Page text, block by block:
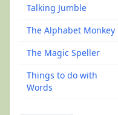
Talking Jumble
The Alphabet Monkey
The Magic Speller
Things to do with
Words